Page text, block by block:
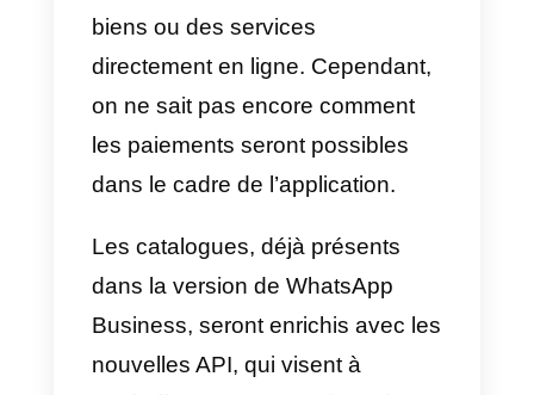
Certains autorités de régulation
italiennesn’ont pas perdu de
temps et ont fait part de leurs
européen de la protection des
données. Leurs préoccupations
portent sur le manque de clarté